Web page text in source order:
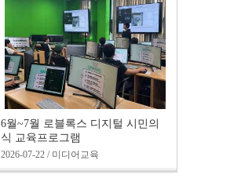
6월~7월 로블록스 디지털 시민의
식 교육프로그램
2026-07-22 / 미디어교육